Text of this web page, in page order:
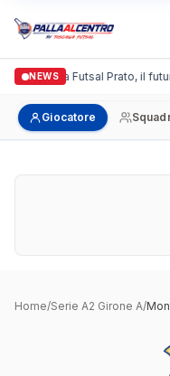
NEWS
Italgronda Futsal Prato, il
Giocatore
Home/Serie A2 Girone A/